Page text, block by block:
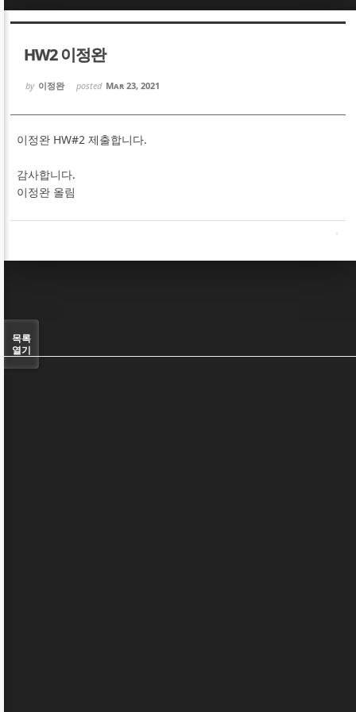
HW2 이정완
by 이정완 posted Mar 23, 2021
이정완 HW#2 제출합니다.
감사합니다.
이정완 올림
목록
열기
Sketchbook5, 스케치북5
Sketchbook5, 스케치북5
Sketchbook5, 스케치북5
Sketchbook5, 스케치북5